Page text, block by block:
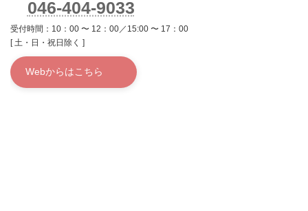
046-404-9033
受付時間：10：00 〜 12：00／15:00 〜 17：00
[ 土・日・祝日除く ]
Webからはこちら